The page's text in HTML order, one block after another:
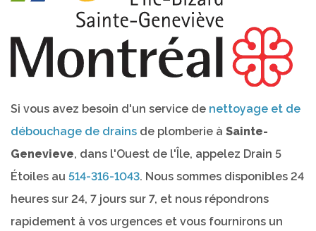
Si vous avez besoin d'un service de nettoyage et de
débouchage de drains de plomberie à Sainte-
Genevieve, dans l'Ouest de l'Île, appelez Drain 5
Étoiles au 514-316-1043. Nous sommes disponibles 24
heures sur 24, 7 jours sur 7, et nous répondrons
rapidement à vos urgences et vous fournirons un